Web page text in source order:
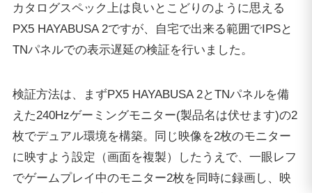
カタログスペック上は良いとこどりのように思える
PX5 HAYABUSA 2ですが、自宅で出来る範囲でIPSと
TNパネルでの表示遅延の検証を行いました。
検証方法は、まずPX5 HAYABUSA 2とTNパネルを備
えた240Hzゲーミングモニター(製品名は伏せます)の2
枚でデュアル環境を構築。同じ映像を2枚のモニター
に映すよう設定（画面を複製）したうえで、一眼レフ
でゲームプレイ中のモニター2枚を同時に録画し、映